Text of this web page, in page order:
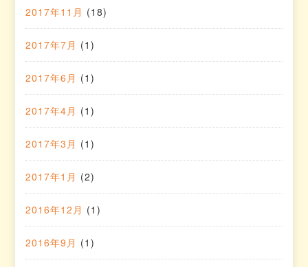
2017年11月 (18)
2017年7月 (1)
2017年6月 (1)
2017年4月 (1)
2017年3月 (1)
2017年1月 (2)
2016年12月 (1)
2016年9月 (1)